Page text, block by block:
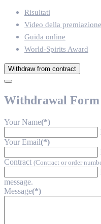
Risultati
Video della premiazione
Guida online
World-Spirits Award
Withdraw from contract
Withdrawal Form
Your Name(*)
Your Email(*)
Contract (Contract or order
message.
Message(*)